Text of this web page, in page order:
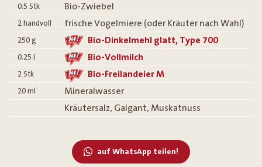
0.5 Stk Bio-Zwiebel
2 handvoll frische Vogelmiere (oder Kräuter nach Wahl)
250 g Bio-Dinkelmehl glatt, Type 700
0.25 Bio-Vollmilch
2 Stk Bio-Freilandeier M
20 ml
Mineralwasser
Kräutersalz, Galgant, Muskatnuss
auf WhatsApp teilen!